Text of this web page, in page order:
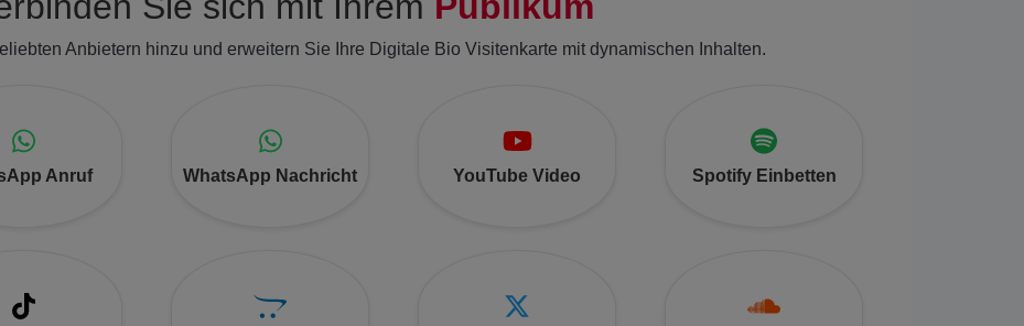
Anbietern hinzu und erweitern Sie Ihre Digitale Bio Visitenkarte mit dynamischen Inhalten.
Anruf WhatsApp Nachricht YouTube Video Spotify Einbetten